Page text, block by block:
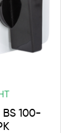
100-